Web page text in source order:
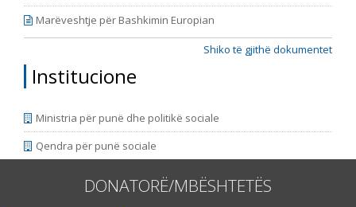
Marëveshtje për Bashkimin Europian
Shiko të gjithë dokumentet
Institucione
Ministria për punë dhe politikë sociale
Qendra për punë sociale
DONATORË/MBËSHTETËS